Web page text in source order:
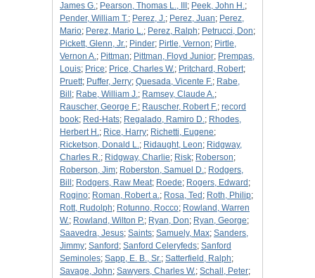
James G.; Pearson, Thomas L., III ; Peek, John H.;
Pender, William T.; Perez, J.; Perez, Juan; Perez,
Mario; Perez, Mario L.; Perez, Ralph; Petrucci, Don;
Pickett, Glenn, Jr.; Pinder; Pirtle, Vernon; Pirtle,
Vernon A.; Pittman; Pittman, Floyd Junior; Prempas,
Louis; Price; Price, Charles W.; Pritchard, Robert;
Pruett; Puffer, Jerry; Quesada, Vicente F.; Rabe,
Bill ; Rabe, William J.; Ramsey, Claude A.;
Rauscher, George F.; Rauscher, Robert F.; record
book; Red-Hats; Regalado, Ramiro D.; Rhodes,
Herbert H.; Rice, Harry; Richetti, Eugene;
Ricketson, Donald L.; Ridaught, Leon; Ridgway,
Charles R.; Ridgway, Charlie; Risk; Roberson;
Roberson, Jim; Roberston, Samuel D.; Rodgers,
Bill ; Rodgers, Raw Meat; Roede; Rogers, Edward ;
Rogino; Roman, Robert a.; Rosa, Ted ; Roth, Philip;
Rott, Rudolph; Rotunno, Rocco; Rowland, Warren
W.; Rowland, Wilton P.; Ryan, Don; Ryan, George;
Saavedra, Jesus; Saints; Samuely, Max; Sanders,
Jimmy; Sanford ; Sanford Celeryfeds; Sanford
Seminoles; Sapp, E. B., Sr.; Satterfield, Ralph;
Savage, John; Sawyers, Charles W.; Schall, Peter;